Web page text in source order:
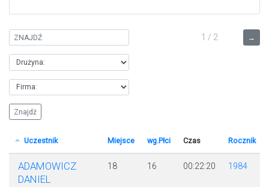
→
1 / 2
Uczestnik Miejsce wg.Płci Czas Rocznik
ADAMOWICZ
DANIEL
18 16 00:22:20 1984